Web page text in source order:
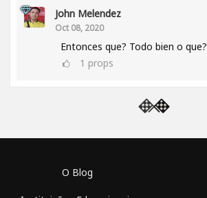
John Melendez
Oct 08, 2020
Entonces que? Todo bien o que?
1 props
O Blog